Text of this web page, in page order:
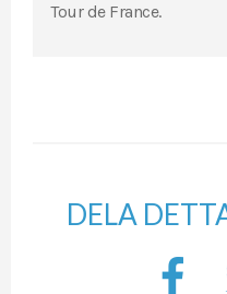
Tour de France.
DELA